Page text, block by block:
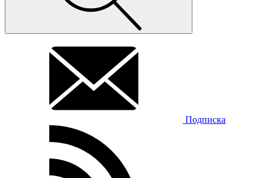
Подписка